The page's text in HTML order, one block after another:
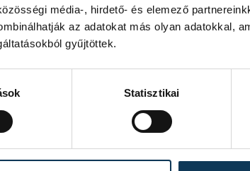
média-, hirdető- és elemező
az adatokat más olyan adatokkal,
gyűjtöttek.
Statisztikai
egy
mindenki
el azt az igazi